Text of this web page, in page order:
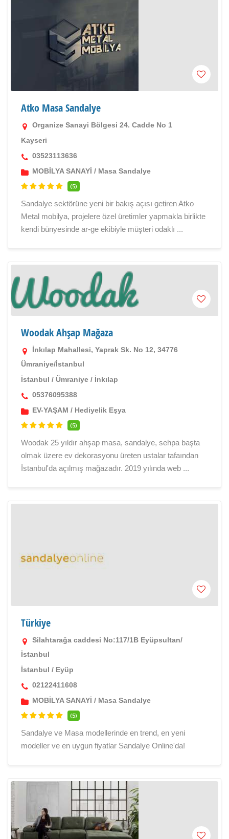
Atko Masa Sandalye
Organize Sanayi Bölgesi 24. Cadde No 1
Kayseri
03523113636
MOBİLYA SANAYİ / Masa Sandalye
(5)
Sandalye sektörüne yeni bir bakış açısı getiren Atko
Metal mobilya, projelere özel üretimler yapmakla birlikte
kendi bünyesinde ar-ge ekibiyle müşteri odaklı ...
Woodak Ahşap Mağaza
İnkılap Mahallesi, Yaprak Sk. No 12, 34776
Ümraniye/İstanbul
İstanbul / Ümraniye / İnkılap
05376095388
EV-YAŞAM / Hediyelik Eşya
(5)
Woodak 25 yıldır ahşap masa, sandalye, sehpa başta
olmak üzere ev dekorasyonu üreten ustalar tafaından
İstanbul'da açılmış mağazadır. 2019 yılında web ...
Türkiye
Silahtarağa caddesi No:117/1B Eyüpsultan/
İstanbul
İstanbul / Eyüp
02122411608
MOBİLYA SANAYİ / Masa Sandalye
(5)
Sandalye ve Masa modellerinde en trend, en yeni
modeller ve en uygun fiyatlar Sandalye Online'da!